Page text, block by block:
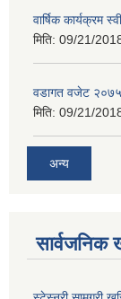
वार्षिक कार्यक्रम
मिति: 09/21/
वडागत वजेट
मिति: 09/21/
अन्य
सार्वजनिक